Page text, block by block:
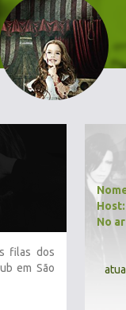
filas dos
em São
Host:
No